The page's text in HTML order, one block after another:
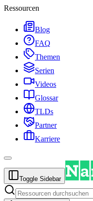
Ressourcen
Blog
FAQ
Themen
Serien
Videos
Glossar
TLDs
Partner
Karriere
Toggle Sidebar